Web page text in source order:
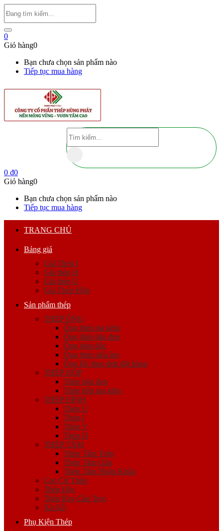
0
Giỏ hàng0
Bạn chưa chọn sản phẩm nào
Tiếp tục mua hàng
0 ₫0
Giỏ hàng0
Bạn chưa chọn sản phẩm nào
Tiếp tục mua hàng
TRANG CHỦ
Bảng giá
Giá Thép I
Giá thép H
Giá thép U
Giá Thép Hộp
Sản phẩm thép
THÉP ỐNG
Ống thép mạ kẽm
Ống thép hàn đen
Ống thép đúc
Ống thép siêu âm
Ống lốc theo đơn đặt hàng
THÉP HỘP
Thép hộp đen
Thép hộp mạ kẽm
THÉP HÌNH
Thép U
Thép I
Thép V
Thép H
THÉP TẤM
Thép Tấm Trơn
Thép Tấm Gân
Thép Tấm Nhập Khẩu
Cọc Cừ Thép
Thép Đặc
Thép Ray Cầu Trục
Xà Gồ
Phụ Kiện Thép